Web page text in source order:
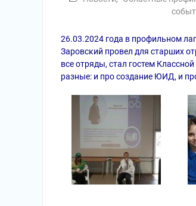
26.03.2024 года в профильном
Заровский провел для старших
все отряды, стал гостем
разные: и про создание ЮИД, и